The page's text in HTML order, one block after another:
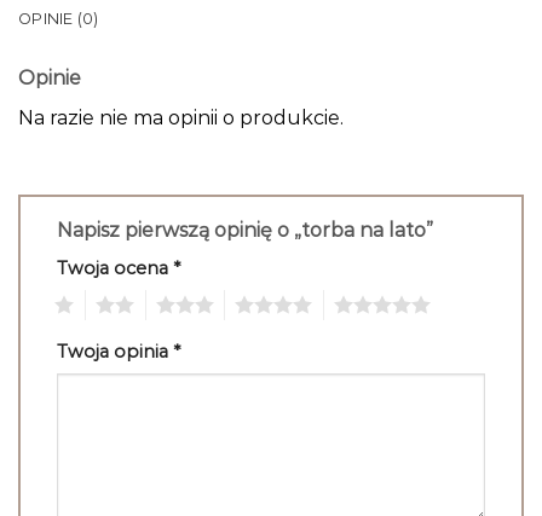
OPINIE (0)
Opinie
Na razie nie ma opinii o produkcie.
Napisz pierwszą opinię o „torba na lato”
Twoja ocena *
Twoja opinia *